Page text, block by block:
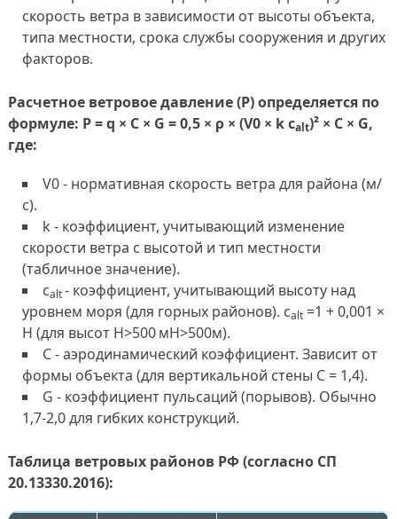
скорость ветра в зависимости от высоты объекта,
типа местности, срока службы сооружения и других
факторов.
Расчетное ветровое давление (P) определяется по
формуле: P = q × C × G = 0,5 × ρ × (V0 × k calt)² × C × G,
где:
V0 - нормативная скорость ветра для района (м/
с).
k - коэффициент, учитывающий изменение
скорости ветра с высотой и тип местности
(табличное значение).
calt- коэффициент, учитывающий высоту над
уровнем моря (для горных районов). calt=1 + 0,001 ×
H (для высот H>500 мH>500м).
C - аэродинамический коэффициент. Зависит от
формы объекта (для вертикальной стены C = 1,4).
G - коэффициент пульсаций (порывов). Обычно
1,7-2,0 для гибких конструкций.
Таблица ветровых районов РФ (согласно СП
20.13330.2016):